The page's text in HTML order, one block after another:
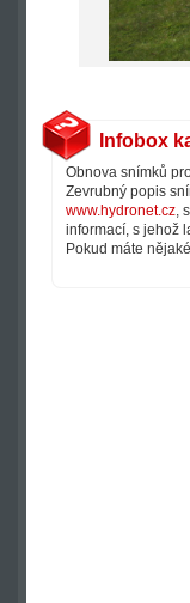
Infobox
Obnova snímků
Zevrubný popis
www.hydronet.cz,
informací, s jehož
Pokud máte